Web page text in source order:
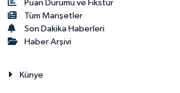
Puan Durumu ve Fikstür
Tüm Manşetler
Son Dakika Haberleri
Haber Arşivi
Künye